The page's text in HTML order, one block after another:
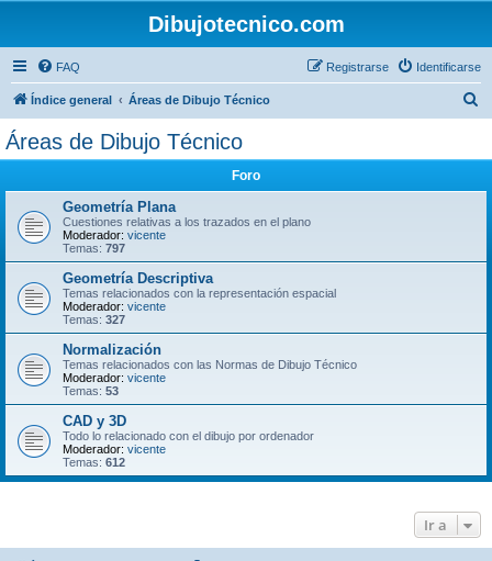
Dibujotecnico.com
FAQ Identificarse
Registrarse
Índice general Áreas de Dibujo Técnico
Áreas de Dibujo Técnico
Foro
Geometría Plana
Cuestiones relativas a los trazados en el plano
Moderador: vicente
Temas: 797
Geometría Descriptiva
Temas relacionados con la representación espacial
Moderador: vicente
Temas: 327
Normalización
Temas relacionados con las Normas de Dibujo Técnico
Moderador: vicente
Temas: 53
CAD y 3D
Todo lo relacionado con el dibujo por ordenador
Moderador: vicente
Temas: 612
Ir a